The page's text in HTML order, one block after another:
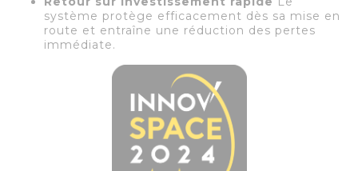
système protège efficacement dès sa mise en
route et entraîne une réduction des pertes
immédiate.